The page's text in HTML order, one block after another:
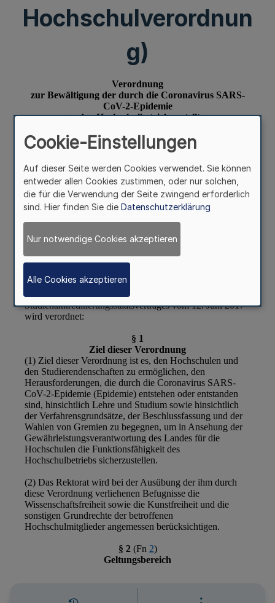
Hochschulverordnun
g)
Cookie-Einstellungen
Auf dieser Seite werden Cookies verwendet. Sie können
entweder allen Cookies zustimmen, oder nur solchen,
die für die Verwendung der Seite zwingend erforderlich
sind. Hier finden Sie die Datenschutzerklärung
Nur notwendige Cookies akzeptieren
Alle Cookies akzeptieren